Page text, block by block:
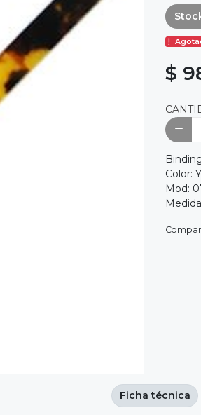
$
Color:
Mod:
Ficha técnica